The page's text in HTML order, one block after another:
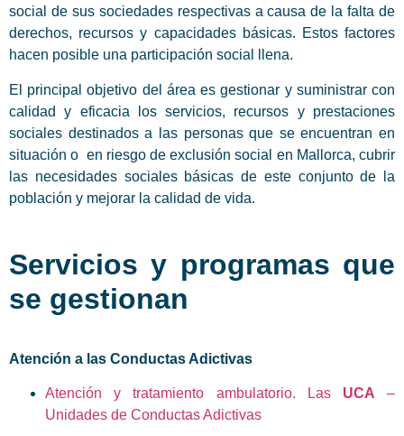
social de sus sociedades respectivas a causa de la falta de
derechos, recursos y capacidades básicas. Estos factores
hacen posible una participación social llena.
El principal objetivo del área es gestionar y suministrar con
calidad y eficacia los servicios, recursos y prestaciones
sociales destinados a las personas que se encuentran en
situación o en riesgo de exclusión social en Mallorca, cubrir
las necesidades sociales básicas de este conjunto de la
población y mejorar la calidad de vida.
Servicios y programas que
se gestionan
Atención a las Conductas Adictivas
Atención y tratamiento ambulatorio. Las UCA –
Unidades de Conductas Adictivas